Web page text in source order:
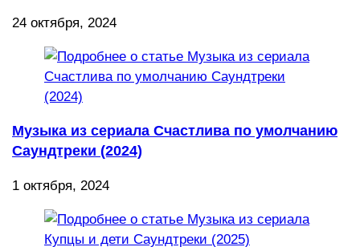
24 октября, 2024
Музыка из сериала Счастлива по умолчанию
Саундтреки (2024)
1 октября, 2024